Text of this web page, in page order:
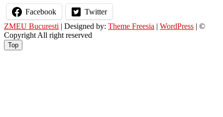
Facebook
Twitter
ZMEU Bucuresti | Designed by: Theme Freesia | WordPress | ©
Copyright All right reserved
Top